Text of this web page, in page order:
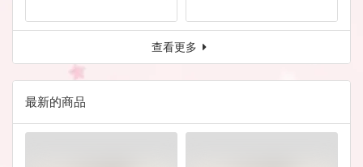
查看更多
最新的商品